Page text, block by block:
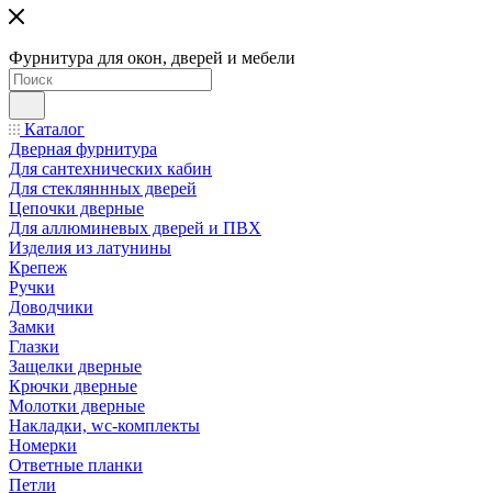
Фурнитура для окон, дверей и мебели
Каталог
Дверная фурнитура
Для сантехнических кабин
Для стекляннных дверей
Цепочки дверные
Для аллюминевых дверей и ПВХ
Изделия из латунины
Крепеж
Ручки
Доводчики
Замки
Глазки
Защелки дверные
Крючки дверные
Молотки дверные
Накладки, wc-комплекты
Номерки
Ответные планки
Петли